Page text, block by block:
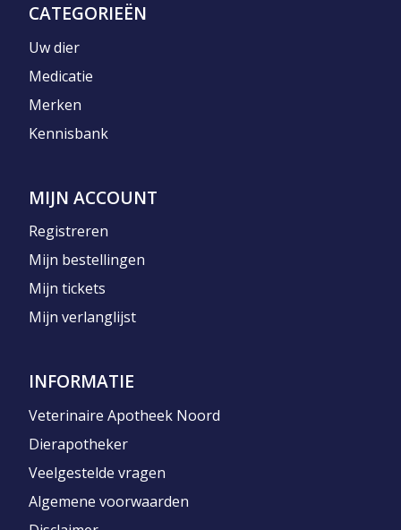
CATEGORIEËN
Uw dier
Medicatie
Merken
Kennisbank
MIJN ACCOUNT
Registreren
Mijn bestellingen
Mijn tickets
Mijn verlanglijst
INFORMATIE
Veterinaire Apotheek Noord
Dierapotheker
Veelgestelde vragen
Algemene voorwaarden